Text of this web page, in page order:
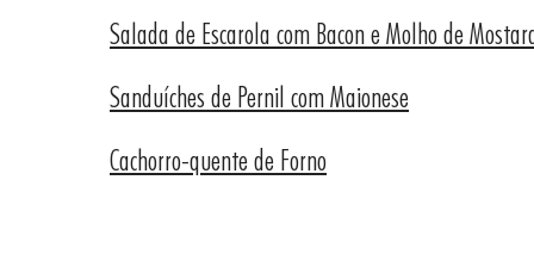
Salada de Escarola com Bacon e Molho de
Sanduíches de Pernil com Maionese
Cachorro-quente de Forno